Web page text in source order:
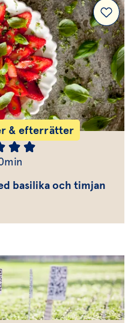
& efterrätter
min
basilika och timjan